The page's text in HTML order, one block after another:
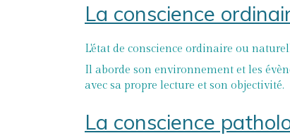
La conscience
L'état de conscience ordinaire ou
Il aborde son environnement et les
avec sa propre lecture et son objectivité.
La conscience